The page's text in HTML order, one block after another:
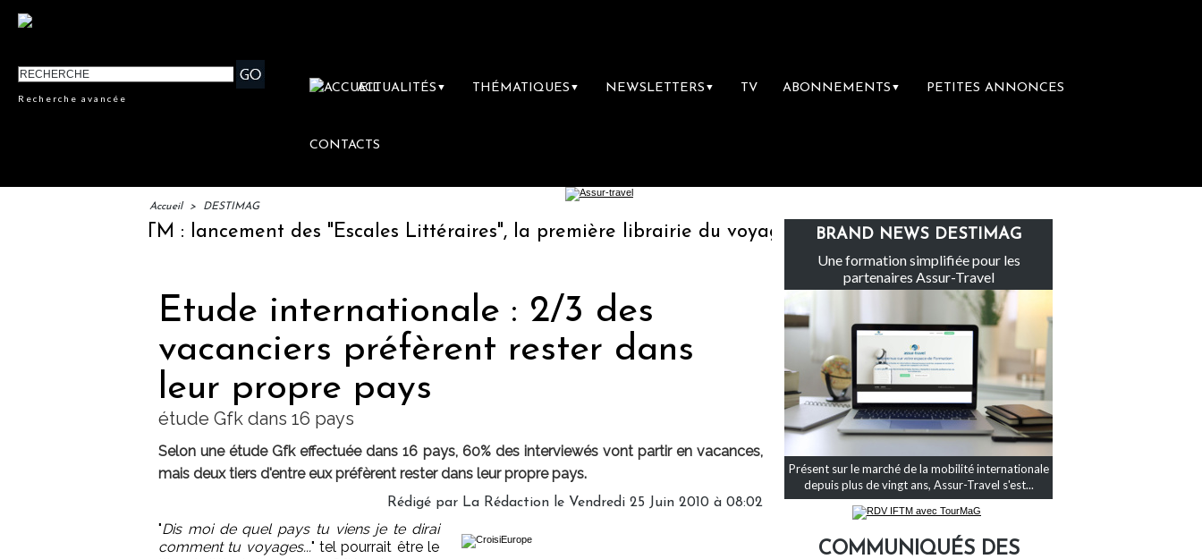
Recherche avancée
ACTUALITÉS ▼ THÉMATIQUES ▼ NEWSLETTERS ▼ TV ABONNEMENTS ▼ PETITES ANNONCES
CONTACTS
Accueil > DESTIMAG
IFTM : lancement des "Escales Littéraires", la première librairie du voyage Le groupe Sainte-Claire rachète Eden Tour
Etude internationale : 2/3 des
vacanciers préfèrent rester dans
leur propre pays
étude Gfk dans 16 pays
Selon une étude Gfk effectuée dans 16 pays, 60% des interviewés vont partir en vacances,
mais deux tiers d'entre eux préfèrent rester dans leur propre pays.
Rédigé par La Rédaction le Vendredi 25 Juin 2010 à 08:02
"Dis moi de quel pays tu viens je te dirai
comment tu voyages..." tel pourrait être le
BRAND NEWS DESTIMAG
Une formation simplifiée pour les
partenaires Assur-Travel
Présent sur le marché de la mobilité internationale
depuis plus de vingt ans, Assur-Travel s'est...
COMMUNIQUÉS DES